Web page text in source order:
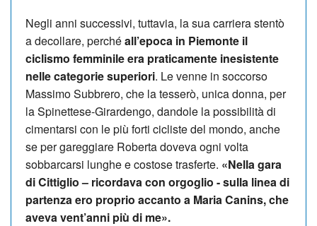
Negli anni successivi, tuttavia, la sua carriera stentò
a decollare, perchéall’epoca in Piemonte il
ciclismo femminile era praticamente inesistente
nelle categorie superiori. Le venne in soccorso
Massimo Subbrero, che la tesserò, unica donna, per
la Spinettese-Girardengo, dandole la possibilità di
cimentarsi con le più forti cicliste del mondo, anche
se per gareggiare Roberta doveva ogni volta
sobbarcarsi lunghe e costose trasferte. «Nella gara
di Cittiglio – ricordava con orgoglio - sulla linea di
partenza ero proprio accanto a Maria Canins, che
aveva vent’anni più di me».